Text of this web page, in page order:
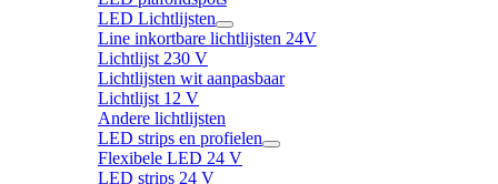
LED Lichtlijsten
Line inkortbare lichtlijsten 24V
Lichtlijst 230 V
Lichtlijsten wit aanpasbaar
Lichtlijst 12 V
Andere lichtlijsten
LED strips en profielen
Flexibele LED 24 V
LED strips 24 V